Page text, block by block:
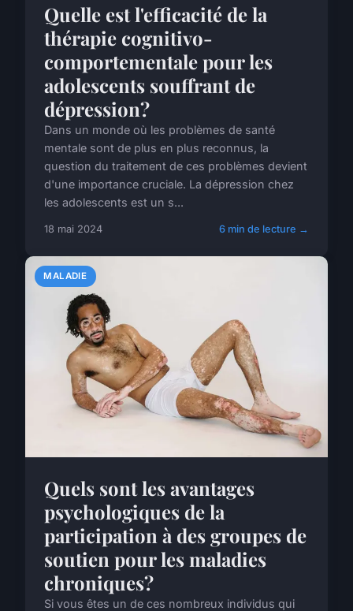
Quelle est l'efficacité de la
thérapie cognitivo-
comportementale pour les
adolescents souffrant de
dépression?
Dans un monde où les problèmes de santé
mentale sont de plus en plus reconnus, la
question du traitement de ces problèmes devient
d'une importance cruciale. La dépression chez
les adolescents est un s...
18 mai 2024 6 min de lecture →
MALADIE
Quels sont les avantages
psychologiques de la
participation à des groupes de
soutien pour les maladies
chroniques?
Si vous êtes un de ces nombreux individus qui